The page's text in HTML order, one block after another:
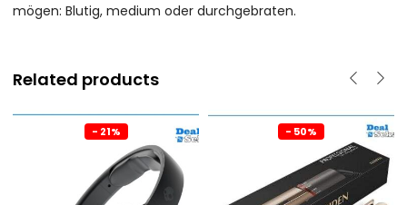
mögen: Blutig, medium oder durchgebraten.
Related products
- 21% - 50%